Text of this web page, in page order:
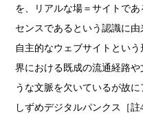
を、リアルな場＝サイトで
センスであるという認識に由
自主的なウェブサイトとい
界における既成の流通経路
うな文脈を欠いているが故
しずめデジタルパンクス［